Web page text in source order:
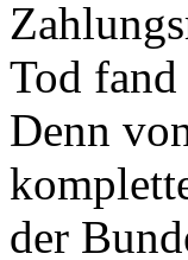
Tod fand
Denn
der